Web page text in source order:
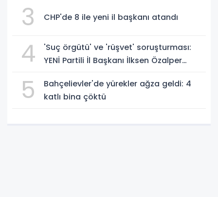
3 CHP'de 8 ile yeni il başkanı atandı
4
'Suç örgütü' ve 'rüşvet' soruşturması:
YENİ Partili İl Başkanı İlksen Özalper
5
Bahçelievler'de yürekler ağza geldi: 4
katlı bina çöktü